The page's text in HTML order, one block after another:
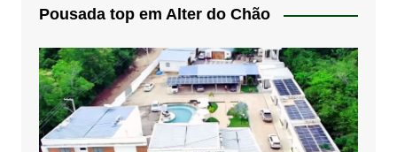
Pousada top em Alter do Chão